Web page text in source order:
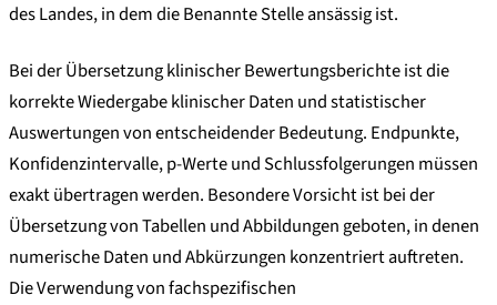
des Landes, in dem die Benannte Stelle ansässig ist.
Bei der Übersetzung klinischer Bewertungsberichte ist die
korrekte Wiedergabe klinischer Daten und statistischer
Auswertungen von entscheidender Bedeutung. Endpunkte,
Konfidenzintervalle, p-Werte und Schlussfolgerungen müssen
exakt übertragen werden. Besondere Vorsicht ist bei der
Übersetzung von Tabellen und Abbildungen geboten, in denen
numerische Daten und Abkürzungen konzentriert auftreten.
Die Verwendung von fachspezifischen